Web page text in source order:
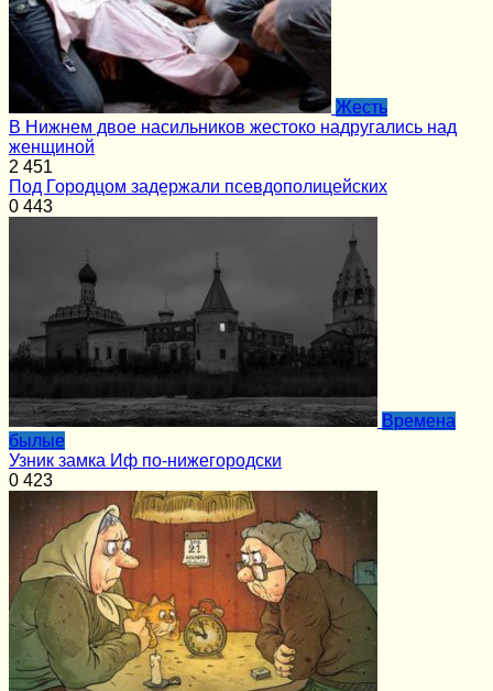
Жесть
В Нижнем двое насильников жестоко надругались над
женщиной
2 451
Под Городцом задержали псевдополицейских
0 443
Времена
былые
Узник замка Иф по-нижегородски
0 423